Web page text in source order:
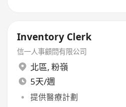
Inventory Clerk
信一人事顧問有限公司
北區, 粉嶺
5天/週
提供醫療計劃